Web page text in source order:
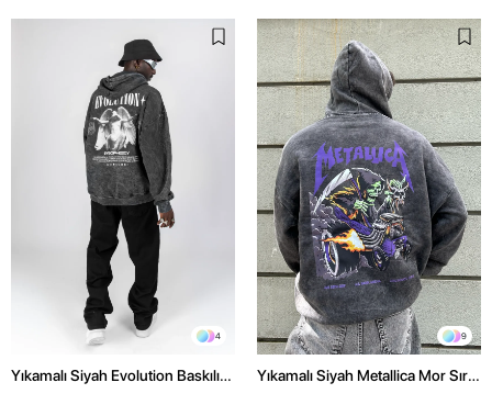
4
Yıkamalı Siyah Evolution Baskılı
9
Yıkamalı Siyah Metallica Mor Sırt